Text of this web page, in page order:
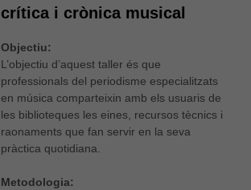
crítica i crònica musical
Objectiu:
L’objectiu d’aquest taller és que
professionals del periodisme especialitzats
en música comparteixin amb els usuaris de
les biblioteques les eines, recursos tècnics i
raonaments que fan servir en la seva
pràctica quotidiana.
Metodologia: